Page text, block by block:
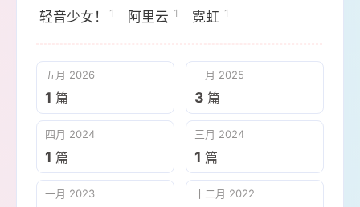
轻音少女！ 1 阿里云 1 霓虹 1
五月 2026
1 篇
三月 2025
3 篇
四月 2024
1 篇
三月 2024
1 篇
一月 2023 十二月 2022